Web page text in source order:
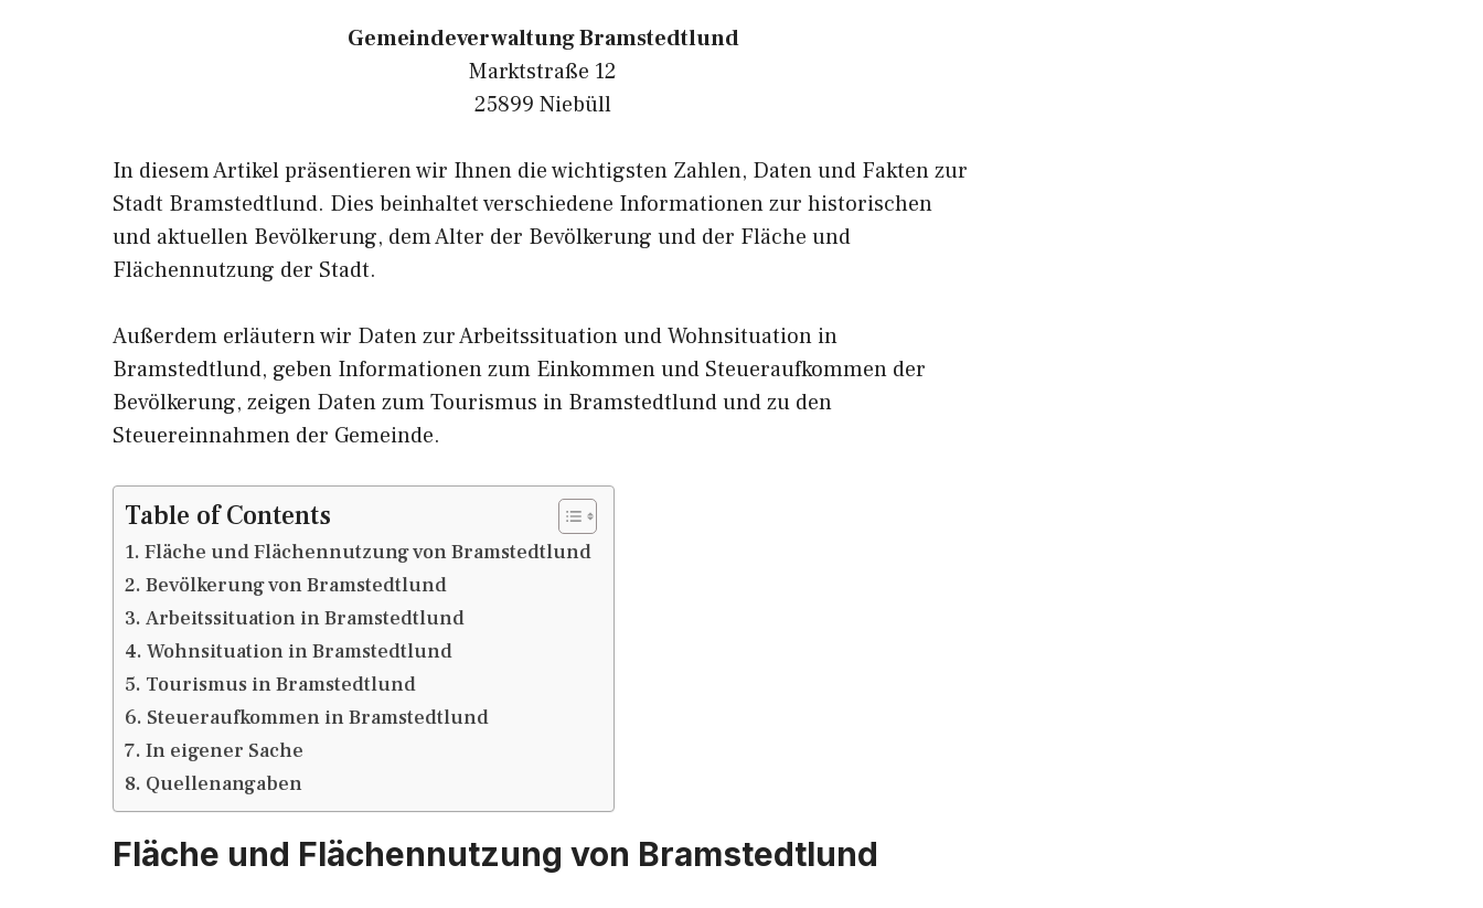
Gemeindeverwaltung Bramstedtlund
Marktstraße 12
25899 Niebüll
In diesem Artikel präsentieren wir Ihnen die wichtigsten Zahlen, Daten und Fakten zur
Stadt Bramstedtlund. Dies beinhaltet verschiedene Informationen zur historischen
und aktuellen Bevölkerung, dem Alter der Bevölkerung und der Fläche und
Flächennutzung der Stadt.
Außerdem erläutern wir Daten zur Arbeitssituation und Wohnsituation in
Bramstedtlund, geben Informationen zum Einkommen und Steueraufkommen der
Bevölkerung, zeigen Daten zum Tourismus in Bramstedtlund und zu den
Steuereinnahmen der Gemeinde.
Table of Contents
Fläche und Flächennutzung von Bramstedtlund
Bevölkerung von Bramstedtlund
Arbeitssituation in Bramstedtlund
Wohnsituation in Bramstedtlund
Tourismus in Bramstedtlund
Steueraufkommen in Bramstedtlund
In eigener Sache
Quellenangaben
Fläche und Flächennutzung von Bramstedtlund